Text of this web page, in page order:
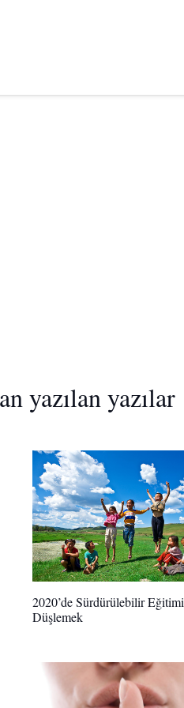
yazılan yazılar
2020’de Sürdürülebilir Eğitimi
Düşlemek